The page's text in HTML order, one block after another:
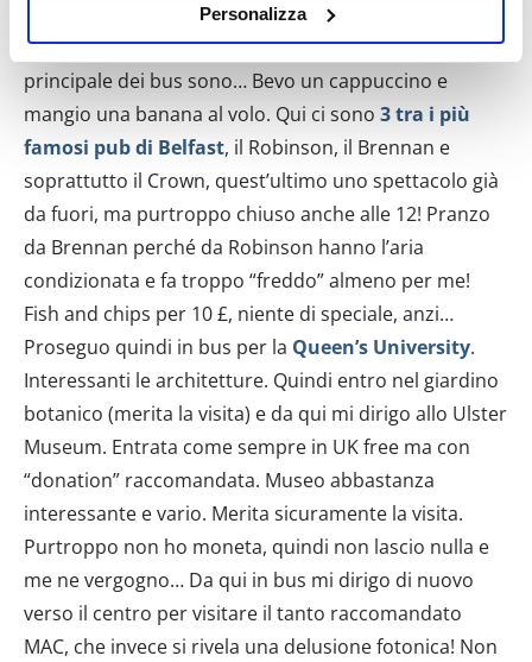
raccogliere informazioni sulla tua posizione
geografica, con un'approssimazione di qualche
metro,
Identificare il tuo dispositivo, scansionandolo
attivamente alla ricerca di caratteristiche specifiche
(impronte digitali).
Approfondisci come vengono elaborati i tuoi dati personali
modificare o ritirare il tuo consenso in qualsiasi momento
dalla Dichiarazione sui cookie.
Utilizziamo i cookie per personalizzare contenuti ed
annunci, per fornire funzionalità dei social media e per
analizzare il nostro traffico. Condividiamo inoltre
nostri partner che si occupano di analisi dei dati web,
pubblicità e social media, i quali potrebbero combinarle
con altre informazioni che hai fornito loro o che hanno
raccolto dal tuo utilizzo dei loro servizi.
Personalizza
Great Victoria Street
fine che sempre nella zona dell’opera e della stazione
principale dei bus sono… Bevo un cappuccino e
mangio una banana al volo. Qui ci sono 3 tra i più
famosi pub di Belfast, il Robinson, il Brennan e
soprattutto il Crown, quest’ultimo uno spettacolo già
da fuori, ma purtroppo chiuso anche alle 12! Pranzo
da Brennan perché da Robinson hanno l’aria
condizionata e fa troppo “freddo” almeno per me!
Fish and chips per 10 £, niente di speciale, anzi…
Proseguo quindi in bus per la Queen’s University.
Interessanti le architetture. Quindi entro nel giardino
botanico (merita la visita) e da qui mi dirigo allo Ulster
Museum. Entrata come sempre in UK free ma con
“donation” raccomandata. Museo abbastanza
interessante e vario. Merita sicuramente la visita.
Purtroppo non ho moneta, quindi non lascio nulla e
me ne vergogno… Da qui in bus mi dirigo di nuovo
verso il centro per visitare il tanto raccomandato
MAC, che invece si rivela una delusione fotonica! Non